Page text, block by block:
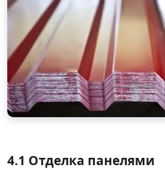
4.1 Отделка панелями